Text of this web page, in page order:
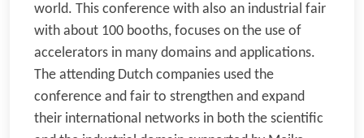
world. This conference with also an industrial fair
with about 100 booths, focuses on the use of
accelerators in many domains and applications.
The attending Dutch companies used the
conference and fair to strengthen and expand
their international networks in both the scientific